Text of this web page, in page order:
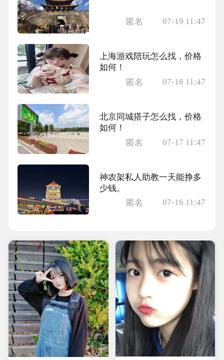
匿名 07-19 11:47
上海游戏陪玩怎么找，价格
如何！
匿名
07-18 11:47
北京同城搭子怎么找，价格
如何！
匿名
07-17 11:47
神农架私人助教一天能挣多
少钱。
匿名
07-16 11:47